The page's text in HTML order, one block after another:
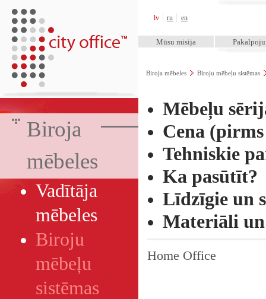
lv ru en
Mūsu misija
Biroja mēbeles Biroju mēbeļu sistēmas
Biroja
mēbeles
Vadītāja
mēbeles
Biroju
mēbeļu
sistēmas
Mēbeļu
Cena
Tehniskie
Ka pasūtīt?
Līdzīgie un
Materiāli un
Home Office